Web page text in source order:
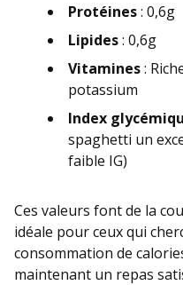
Protéines: 0,6g
Lipides: 0,6g
Vitamines:
potassium
Index
spaghetti un
faible IG)
Ces valeurs font de la
idéale pour ceux qui
consommation de
maintenant un repas